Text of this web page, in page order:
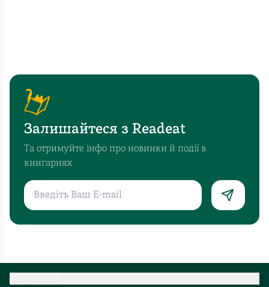
Залишайтеся з Readeat
Та отримуйте інфо про новинки й події в
книгарнях